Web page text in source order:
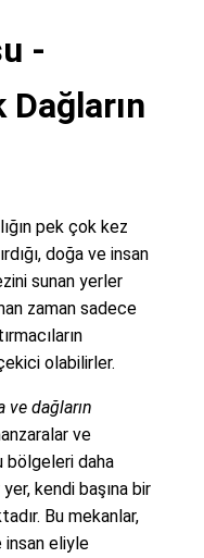
-
pek çok kez
doğa ve insan
sunan yerler
zaman sadece
olabilirler.
ve dağların
ve
bölgeleri daha
kendi başına bir
Bu mekanlar,
insan eliyle